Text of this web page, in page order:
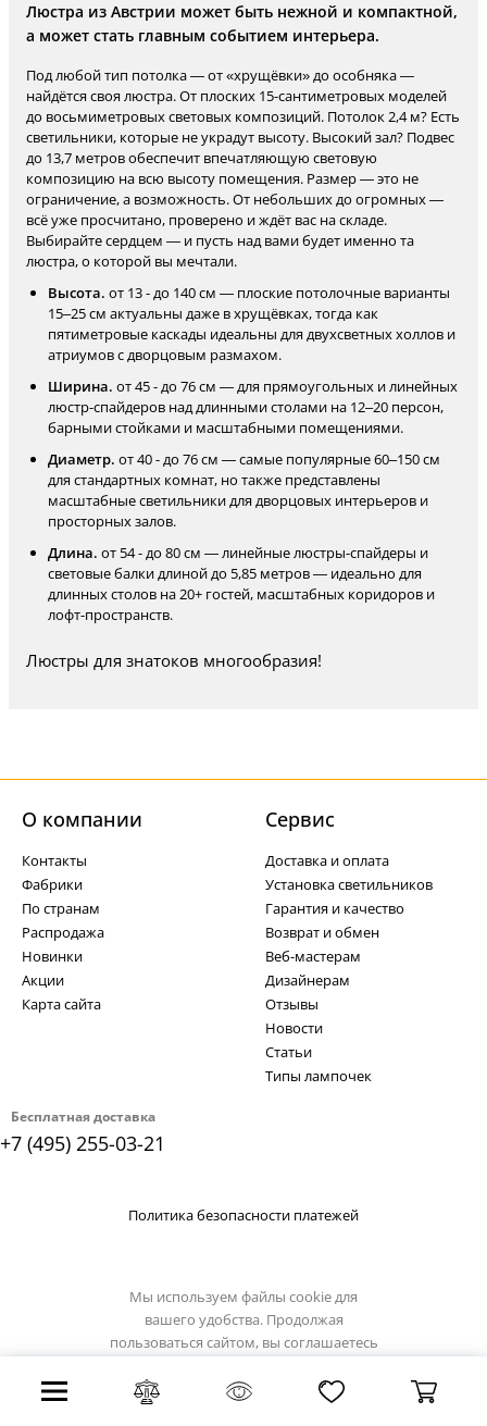
Люстра из Австрии может быть нежной и компактной,
а может стать главным событием интерьера.
Под любой тип потолка — от «хрущёвки» до особняка —
найдётся своя люстра. От плоских 15-сантиметровых моделей
до восьмиметровых световых композиций. Потолок 2,4 м? Есть
светильники, которые не украдут высоту. Высокий зал? Подвес
до 13,7 метров обеспечит впечатляющую световую
композицию на всю высоту помещения. Размер — это не
ограничение, а возможность. От небольших до огромных —
всё уже просчитано, проверено и ждёт вас на складе.
Выбирайте сердцем — и пусть над вами будет именно та
люстра, о которой вы мечтали.
Высота. от 13 - до 140 см — плоские потолочные варианты
15–25 см актуальны даже в хрущёвках, тогда как
пятиметровые каскады идеальны для двухсветных холлов и
атриумов с дворцовым размахом.
Ширина. от 45 - до 76 см — для прямоугольных и линейных
люстр-спайдеров над длинными столами на 12–20 персон,
барными стойками и масштабными помещениями.
Диаметр. от 40 - до 76 см — самые популярные 60–150 см
для стандартных комнат, но также представлены
масштабные светильники для дворцовых интерьеров и
просторных залов.
Длина. от 54 - до 80 см — линейные люстры-спайдеры и
световые балки длиной до 5,85 метров — идеально для
длинных столов на 20+ гостей, масштабных коридоров и
лофт-пространств.
Люстры для знатоков многообразия!
Бесплатная доставка
+7 (495) 255-03-21
О компании
Контакты
Фабрики
По странам
Распродажа
Новинки
Акции
Карта сайта
Cервис
Доставка и оплата
Установка светильников
Гарантия и качество
Возврат и обмен
Веб-мастерам
Дизайнерам
Отзывы
Новости
Статьи
Типы лампочек
Политика безопасности платежей
Мы используем файлы cookie для
вашего удобства. Продолжая
пользоваться сайтом, вы соглашаетесь